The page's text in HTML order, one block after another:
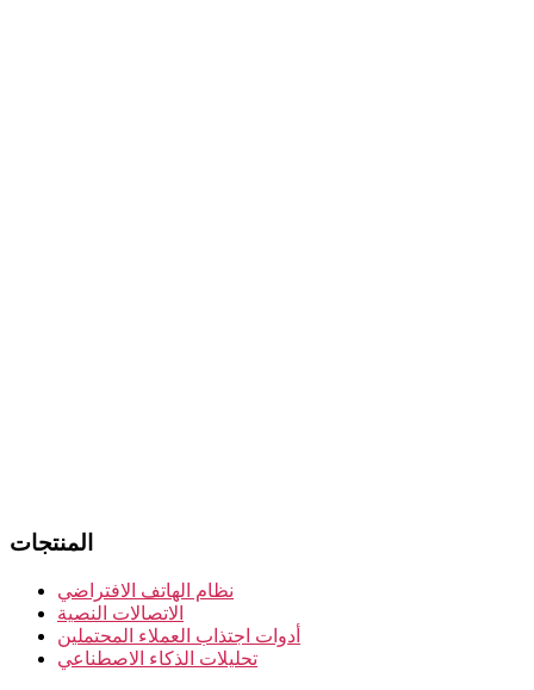
المنتجات
نظام الهاتف الافتراضي
الاتصالات النصية
أدوات اجتذاب العملاء المحتملين
تحليلات الذكاء الاصطناعي